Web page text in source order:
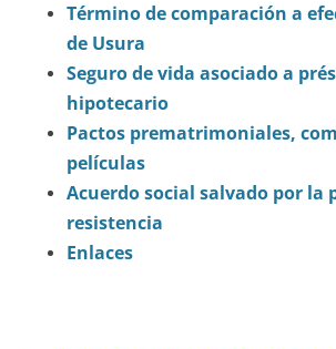
Término de comparación a
de Usura
Seguro de vida asociado a
hipotecario
Pactos prematrimoniales,
películas
Acuerdo social salvado por la
resistencia
Enlaces